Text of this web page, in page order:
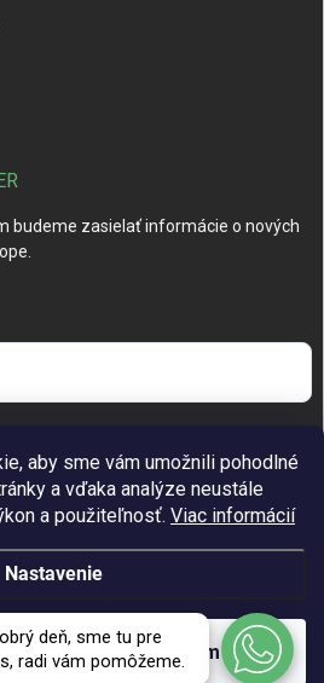
aby sme vám umožnili pohodlné
a vďaka analýze neustále
a použiteľnosť. Viac informácií
Nastavenie
Súhlasím
budeme zasielať informácie o nových
. Všetky práva vyhradené.Upraviť
cookies
deň, sme tu pre
radi vám pomôžeme.